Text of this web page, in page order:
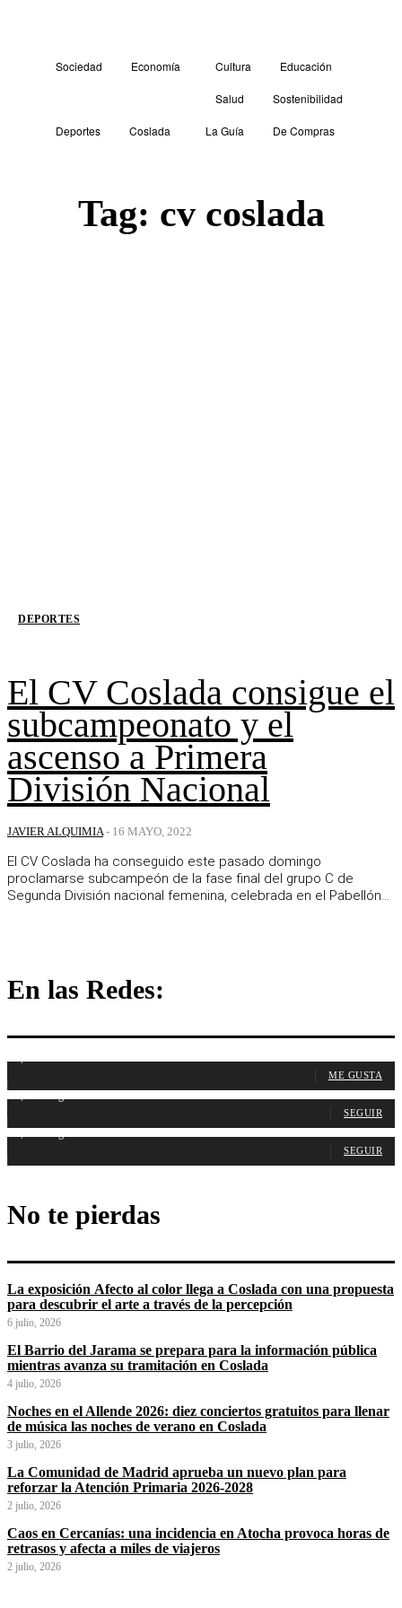
Sociedad Economía Cultura Educación
Salud Sostenibilidad
Deportes Coslada La Guía De Compras
Tag: cv coslada
DEPORTES
El CV Coslada consigue el
subcampeonato y el
ascenso a Primera
División Nacional
JAVIER ALQUIMIA - 16 MAYO, 2022
El CV Coslada ha conseguido este pasado domingo
proclamarse subcampeón de la fase final del grupo C de
Segunda División nacional femenina, celebrada en el Pabellón...
En las Redes:
ME GUSTA
SEGUIR
SEGUIR
No te pierdas
La exposición Afecto al color llega a Coslada con una propuesta
para descubrir el arte a través de la percepción
6 julio, 2026
El Barrio del Jarama se prepara para la información pública
mientras avanza su tramitación en Coslada
4 julio, 2026
Noches en el Allende 2026: diez conciertos gratuitos para llenar
de música las noches de verano en Coslada
3 julio, 2026
La Comunidad de Madrid aprueba un nuevo plan para
reforzar la Atención Primaria 2026-2028
2 julio, 2026
Caos en Cercanías: una incidencia en Atocha provoca horas de
retrasos y afecta a miles de viajeros
2 julio, 2026